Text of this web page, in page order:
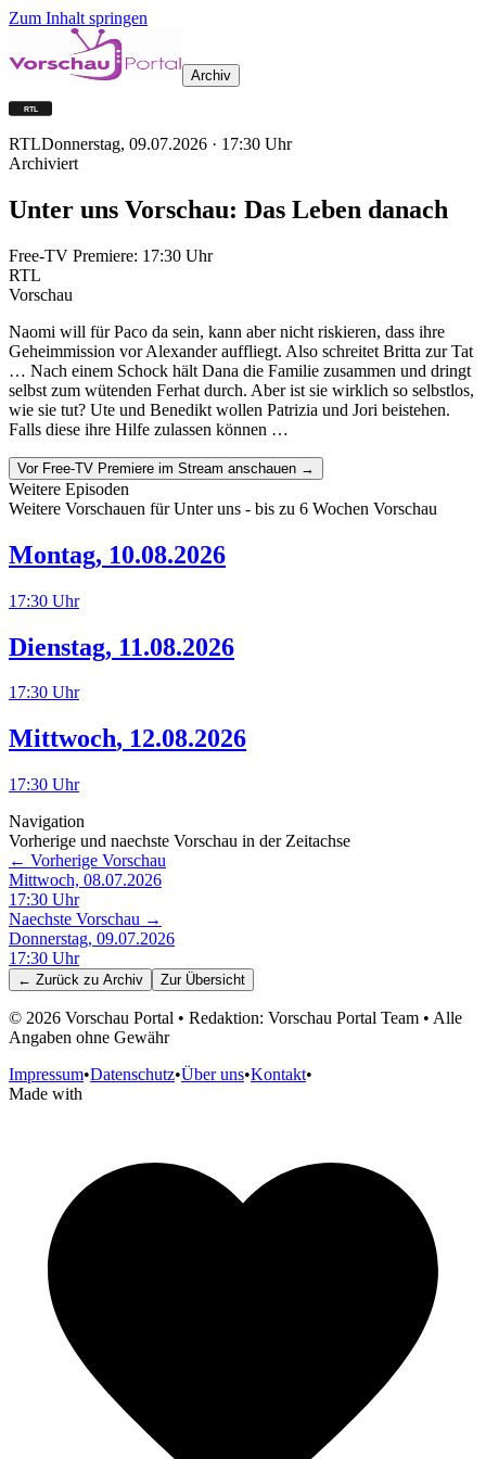
Zum Inhalt springen
Archiv
RTLDonnerstag, 09.07.2026 · 17:30 Uhr
Archiviert
Unter uns Vorschau: Das Leben danach
Free-TV Premiere: 17:30 Uhr
RTL
Vorschau
Naomi will für Paco da sein, kann aber nicht riskieren, dass ihre
Geheimmission vor Alexander auffliegt. Also schreitet Britta zur Tat
… Nach einem Schock hält Dana die Familie zusammen und dringt
selbst zum wütenden Ferhat durch. Aber ist sie wirklich so selbstlos,
wie sie tut? Ute und Benedikt wollen Patrizia und Jori beistehen.
Falls diese ihre Hilfe zulassen können …
Vor Free-TV Premiere im Stream anschauen →
Weitere Episoden
Weitere Vorschauen fürUnter uns - bis zu 6 Wochen Vorschau
Montag, 10.08.2026
17:30 Uhr
Dienstag, 11.08.2026
17:30 Uhr
Mittwoch, 12.08.2026
17:30 Uhr
Navigation
Vorherige und naechste Vorschau in der Zeitachse
← Vorherige Vorschau
Mittwoch, 08.07.2026
17:30 Uhr
Naechste Vorschau →
Donnerstag, 09.07.2026
17:30 Uhr
← Zurück zu Archiv Zur Übersicht
© 2026 Vorschau Portal • Redaktion: Vorschau Portal Team • Alle
Angaben ohne Gewähr
Impressum•Datenschutz•Über uns•Kontakt•
Made with